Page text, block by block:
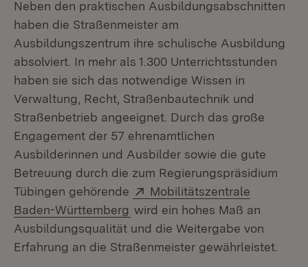
Neben den praktischen Ausbildungsabschnitten
haben die Straßenmeister am
Ausbildungszentrum ihre schulische Ausbildung
absolviert. In mehr als 1.300 Unterrichtsstunden
haben sie sich das notwendige Wissen in
Verwaltung, Recht, Straßenbautechnik und
Straßenbetrieb angeeignet. Durch das große
Engagement der 57 ehrenamtlichen
Ausbilderinnen und Ausbilder sowie die gute
Betreuung durch die zum Regierungspräsidium
Tübingen gehörende
Extern:
Mobilitätszentrale
Baden-Württemberg (Öffnet in neuem Fenster)
wird ein hohes Maß an
Ausbildungsqualität und die Weitergabe von
Erfahrung an die Straßenmeister gewährleistet.